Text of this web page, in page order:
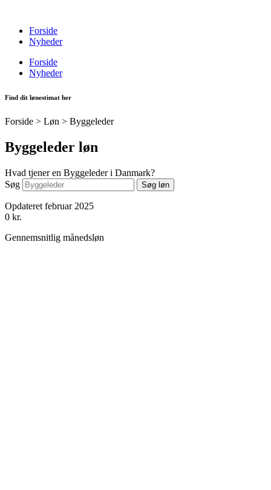
indholdForside
Nyheder
Forside
Nyheder
Find dit lønestimat her
Forside > Løn > Byggeleder
Byggeleder løn
Hvad tjener en Byggeleder i Danmark?
Søg
Søg løn
Opdateret februar 2025
0 kr.
Gennemsnitlig månedsløn